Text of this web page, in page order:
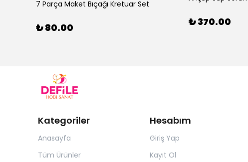
7 Parça Maket Bıçağı Kretuar Set
₺ 80.00 ₺ 370.00
Kategoriler
Anasayfa
Tüm Ürünler
Hesabım
Giriş Yap
Kayıt Ol